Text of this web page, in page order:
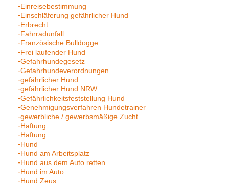
Einreisebestimmung
Einschläferung gefährlicher Hund
Erbrecht
Fahrradunfall
Französische Bulldogge
Frei laufender Hund
Gefahrhundegesetz
Gefahrhundeverordnungen
gefährlicher Hund
gefährlicher Hund NRW
Gefährlichkeitsfeststellung Hund
Genehmigungsverfahren Hundetrainer
gewerbliche / gewerbsmäßige Zucht
Haftung
Haftung
Hund
Hund am Arbeitsplatz
Hund aus dem Auto retten
Hund im Auto
Hund Zeus